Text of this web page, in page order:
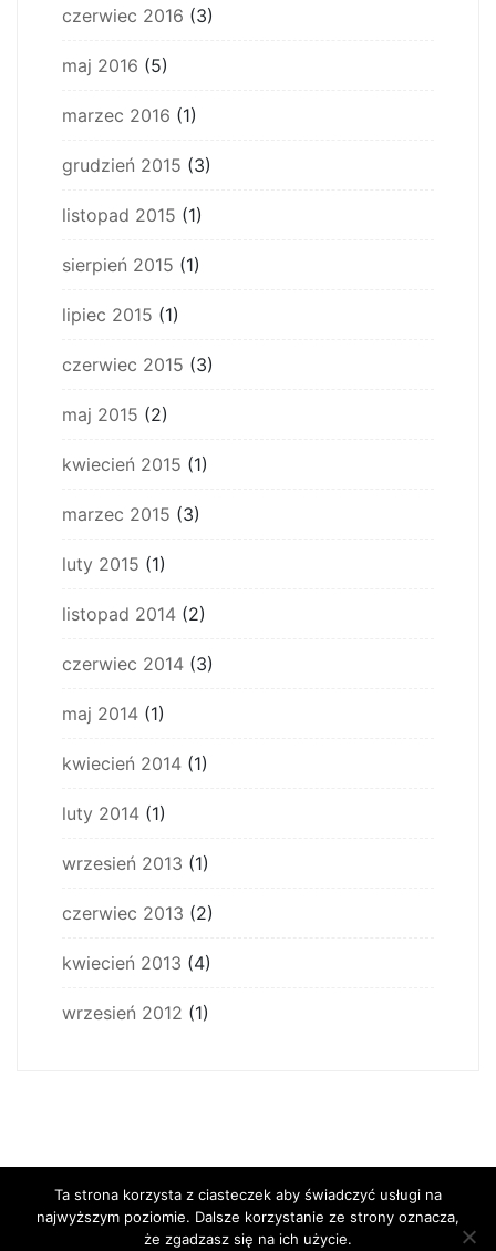
czerwiec 2016 (3)
maj 2016 (5)
marzec 2016 (1)
grudzień 2015 (3)
listopad 2015 (1)
sierpień 2015 (1)
lipiec 2015 (1)
czerwiec 2015 (3)
maj 2015 (2)
kwiecień 2015 (1)
marzec 2015 (3)
luty 2015 (1)
listopad 2014 (2)
czerwiec 2014 (3)
maj 2014 (1)
kwiecień 2014 (1)
luty 2014 (1)
wrzesień 2013 (1)
czerwiec 2013 (2)
kwiecień 2013 (4)
wrzesień 2012 (1)
Ta strona korzysta z ciasteczek aby świadczyć usługi na
najwyższym poziomie. Dalsze korzystanie ze strony oznacza,
że zgadzasz się na ich użycie.